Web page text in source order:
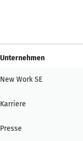
Unternehmen
New Work SE
Karriere
Presse